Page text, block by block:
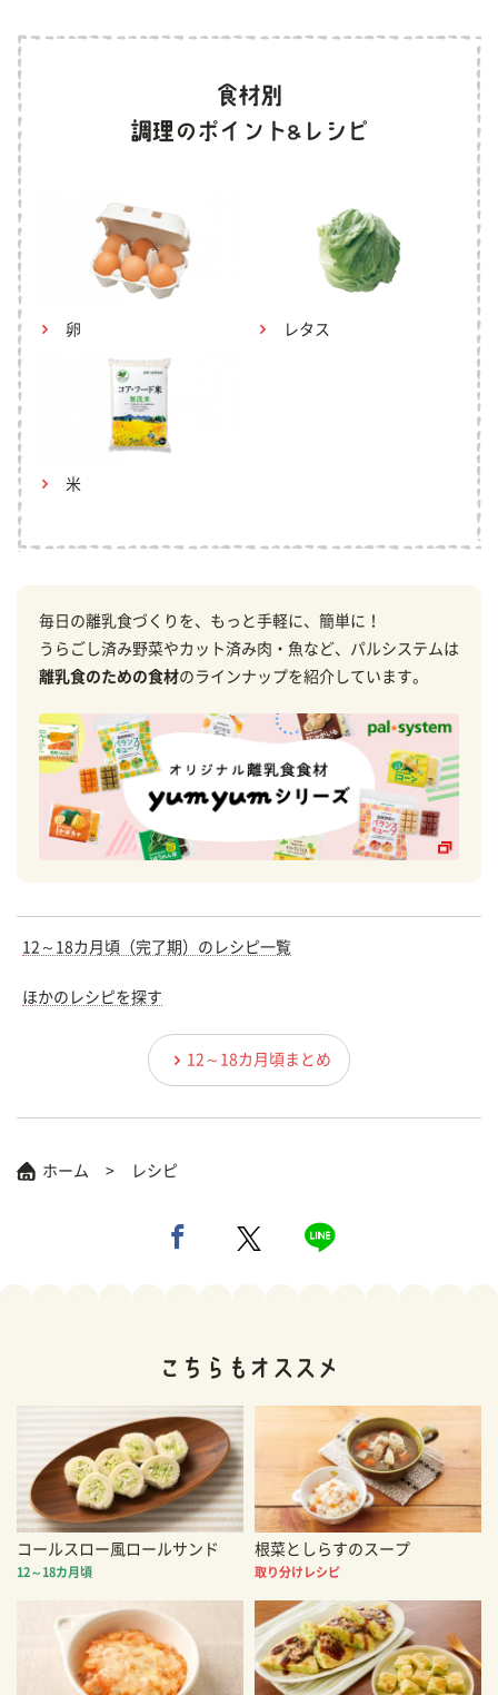
卵 レタス
米
毎日の離乳食づくりを、もっと手軽に、簡単に！
うらごし済み野菜やカット済み肉・魚など、パルシステムは
離乳食のための食材のラインナップを紹介しています。
12～18カ月頃（完了期）のレシピ一覧
ほかのレシピを探す
12～18カ月頃まとめ
ホーム レシピ
コールスロー風ロールサンド
12～18カ月頃
根菜としらすのスープ
取り分けレシピ